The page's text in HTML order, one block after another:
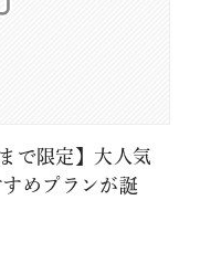
で限定】大人気
めプランが誕